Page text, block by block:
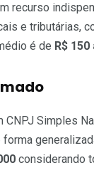
recurso
e tributárias,
é de R$ 150
CNPJ Simples
considerando